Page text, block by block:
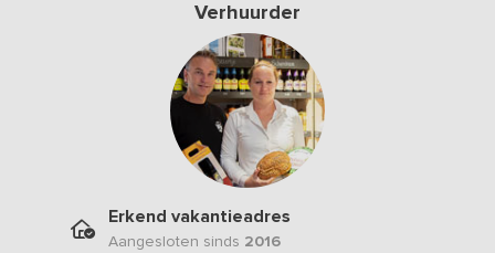
Verhuurder
Erkend vakantieadres
Aangesloten sinds 2016